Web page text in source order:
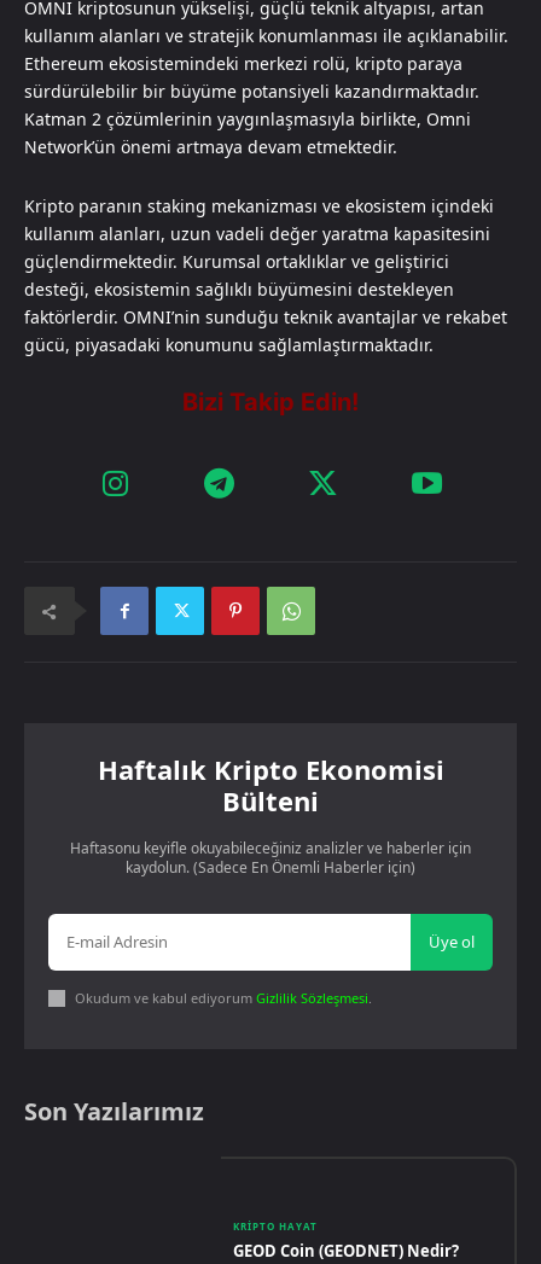
OMNI kriptosunun yükselişi, güçlü teknik altyapısı, artan
kullanım alanları ve stratejik konumlanması ile açıklanabilir.
Ethereum ekosistemindeki merkezi rolü, kripto paraya
sürdürülebilir bir büyüme potansiyeli kazandırmaktadır.
Katman 2 çözümlerinin yaygınlaşmasıyla birlikte, Omni
Network’ün önemi artmaya devam etmektedir.
Kripto paranın staking mekanizması ve ekosistem içindeki
kullanım alanları, uzun vadeli değer yaratma kapasitesini
güçlendirmektedir. Kurumsal ortaklıklar ve geliştirici
desteği, ekosistemin sağlıklı büyümesini destekleyen
faktörlerdir. OMNI’nin sunduğu teknik avantajlar ve rekabet
gücü, piyasadaki konumunu sağlamlaştırmaktadır.​​​​​​​​​​​​​​​​
Haftalık Kripto Ekonomisi
Bülteni
Haftasonu keyifle okuyabileceğiniz analizler ve haberler için
kaydolun. (Sadece En Önemli Haberler için)
Üye ol
Okudum ve kabul ediyorum Gizlilik Sözleşmesi.
Son Yazılarımız
KRIPTO HAYAT
GEOD Coin (GEODNET) Nedir?